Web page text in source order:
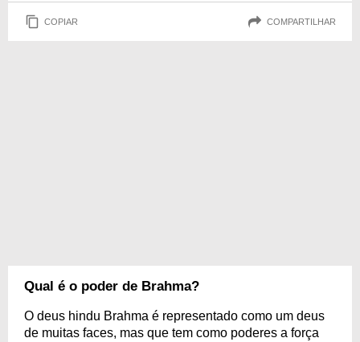
COPIAR COMPARTILHAR
Qual é o poder de Brahma?
O deus hindu Brahma é representado como um deus
de muitas faces, mas que tem como poderes a força